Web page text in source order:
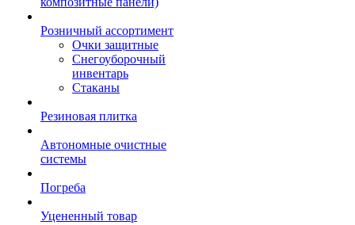
Розничный ассортимент
Очки защитные
Снегоуборочный
инвентарь
Стаканы
Резиновая плитка
Автономные очистные
системы
Погреба
Уцененный товар